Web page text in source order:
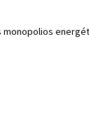
monopolios